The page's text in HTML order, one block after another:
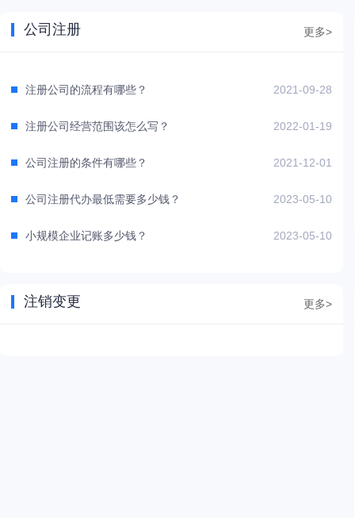
公司注册 更多>
注册公司的流程有哪些？ 2021-09-28
注册公司经营范围该怎么写？ 2022-01-19
公司注册的条件有哪些？ 2021-12-01
公司注册代办最低需要多少钱？ 2023-05-10
小规模企业记账多少钱？ 2023-05-10
注销变更 更多>